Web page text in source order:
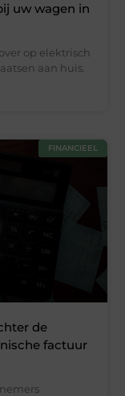
uw wagen in
op elektrisch
aan huis.
FINANCIEEL
de
factuur